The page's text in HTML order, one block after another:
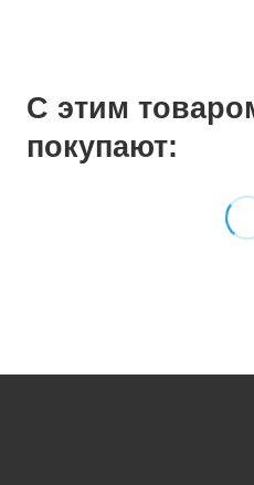
С этим
покупают: